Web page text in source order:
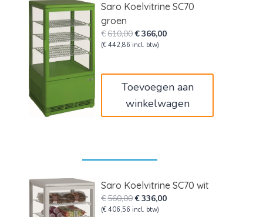
Saro Koelvitrine SC70
groen
€610,00Oorspronkelijke
prijs
€366,00Huidige
(€ 442,86 incl. btw)
Toevoegen aan
winkelwagen
Saro Koelvitrine SC70 wit
€560,00Oorspronkelijke
prijs
€336,00Huidige
(€ 406,56 incl. btw)